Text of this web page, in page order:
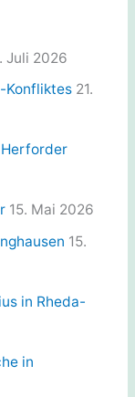
Juli 2026
Konfliktes 21.
15. Mai 2026
15.
in Rheda-
in